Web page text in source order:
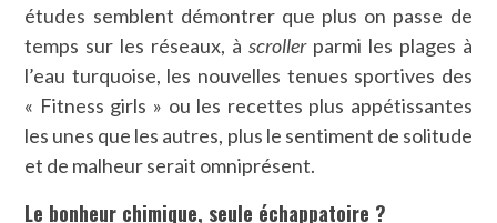
études semblent démontrer que plus on passe de
temps sur les réseaux, à scrollerparmi les plages à
l’eau turquoise, les nouvelles tenues sportives des
« Fitness girls » ou les recettes plus appétissantes
les unes que les autres, plus le sentiment de solitude
et de malheur serait omniprésent.
Le bonheur chimique, seule échappatoire ?